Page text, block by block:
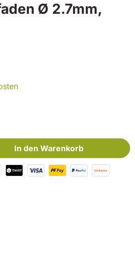
Ø 2.7mm,
In den Warenkorb